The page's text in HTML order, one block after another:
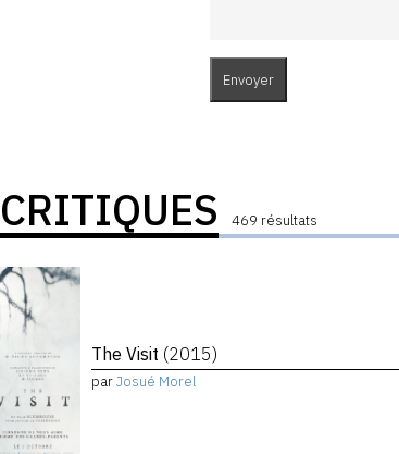
CRITIQUES 469 résultats
The Visit (2015)
parJosué Morel